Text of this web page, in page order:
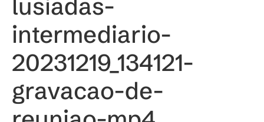
lusiadas-
intermediario-
20231219_134121-
gravacao-de-